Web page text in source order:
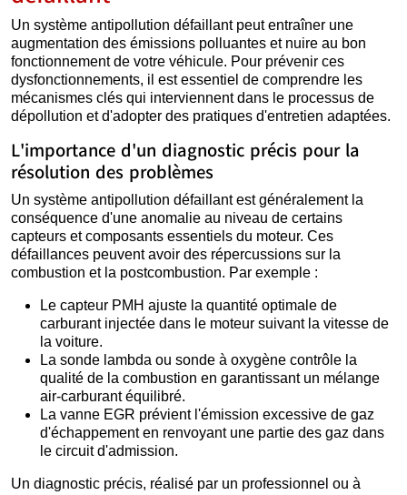
Un système antipollution défaillant peut entraîner une
augmentation des émissions polluantes et nuire au bon
fonctionnement de votre véhicule. Pour prévenir ces
dysfonctionnements, il est essentiel de comprendre les
mécanismes clés qui interviennent dans le processus de
dépollution et d'adopter des pratiques d'entretien adaptées.
L'importance d'un diagnostic précis pour la
résolution des problèmes
Un système antipollution défaillant est généralement la
conséquence d'une anomalie au niveau de certains
capteurs et composants essentiels du moteur. Ces
défaillances peuvent avoir des répercussions sur la
combustion et la postcombustion. Par exemple :
Le capteur PMH ajuste la quantité optimale de
carburant injectée dans le moteur suivant la vitesse de
la voiture.
La sonde lambda ou sonde à oxygène contrôle la
qualité de la combustion en garantissant un mélange
air-carburant équilibré.
La vanne EGR prévient l'émission excessive de gaz
d'échappement en renvoyant une partie des gaz dans
le circuit d'admission.
Un diagnostic précis, réalisé par un professionnel ou à